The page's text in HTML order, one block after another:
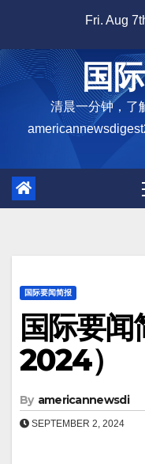
content
Fri. Aug
国
清晨一分钟，了
国际要闻简报
国际要
2024）
By americannewsdi
SEPTEMBER 2, 2024